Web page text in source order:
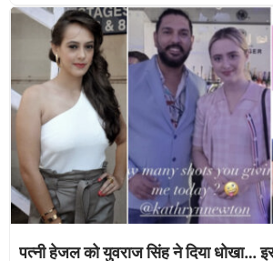
पत्नी हेजल को युवराज सिंह ने दिया धोखा…